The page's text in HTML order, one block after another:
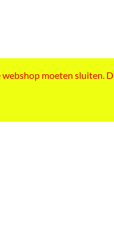
moeten sluiten.